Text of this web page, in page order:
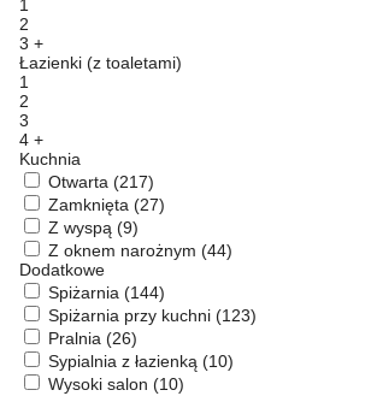
1
2
3 +
Łazienki (z toaletami)
1
2
3
4 +
Kuchnia
Otwarta (217)
Zamknięta (27)
Z wyspą (9)
Z oknem narożnym (44)
Dodatkowe
Spiżarnia (144)
Spiżarnia przy kuchni (123)
Pralnia (26)
Sypialnia z łazienką (10)
Wysoki salon (10)